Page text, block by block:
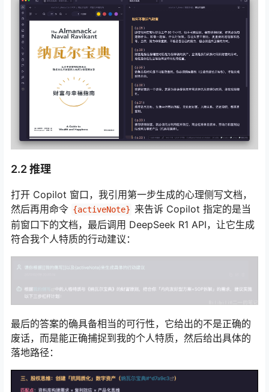
2.2 推理
打开 Copilot 窗口，我引用第一步生成的心理侧写文档，
然后再用命令 {activeNote}
来告诉 Copilot 指定的是当
前窗口下的文档，最后调用 DeepSeek R1 API，让它生成
符合我个人特质的行动建议：
最后的答案的确具备相当的可行性，它给出的不是正确的
废话，而是能正确捕捉到我的个人特质，然后给出具体的
落地路径：